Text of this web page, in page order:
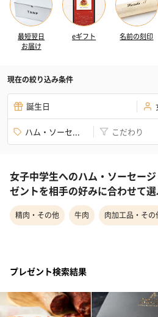
最短翌日
お届け
eギフト 名前の刻印
現在の絞り込み条件
誕生日
ハム・ソーセ... こだわり
女子中学生へのハム・ソーセー
ゼントを相手の好みに合わせて
精肉・その他 牛肉 肉加工品・その
プレゼント検索結果